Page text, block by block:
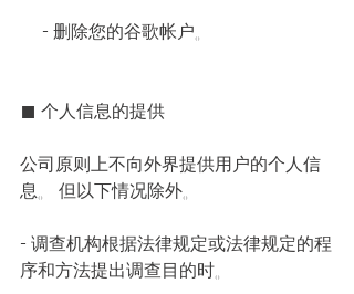
- 删除您的谷歌帐户。
■ 个人信息的提供
公司原则上不向外界提供用户的个人信
息。 但以下情况除外。
- 调查机构根据法律规定或法律规定的程
序和方法提出调查目的时。